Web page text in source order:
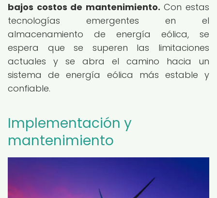
bajos costos de mantenimiento. Con estas
tecnologías emergentes en el
almacenamiento de energía eólica, se
espera que se superen las limitaciones
actuales y se abra el camino hacia un
sistema de energía eólica más estable y
confiable.
Implementación y
mantenimiento